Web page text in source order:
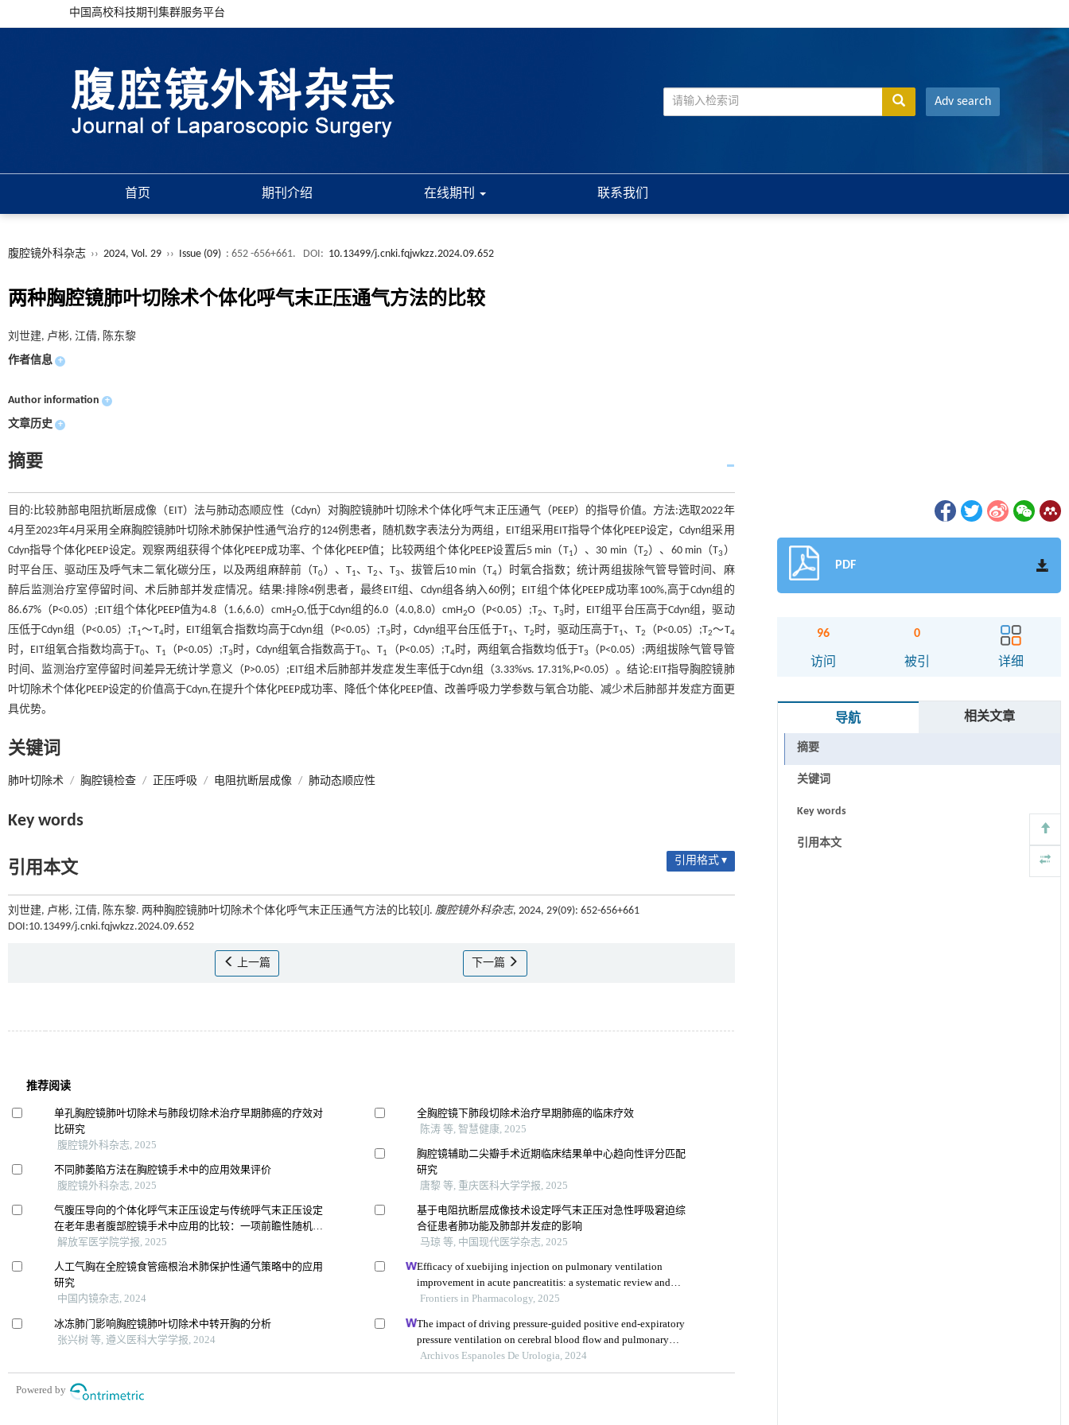
中国高校科技期刊集群服务平台
Adv search
首页 期刊介绍 在线期刊 联系我们
腹腔镜外科杂志 ›› 2024, Vol. 29 ›› Issue (09) : 652 -656+661. DOI: 10.13499/j.cnki.fqjwkzz.2024.09.652
两种胸腔镜肺叶切除术个体化呼气末正压通气方法的比较
刘世建, 卢彬, 江倩, 陈东黎
作者信息 +
Author information +
文章历史 +
摘要
目的:比较肺部电阻抗断层成像（EIT）法与肺动态顺应性（Cdyn）对胸腔镜肺叶切除术个体化呼气末正压通气（PEEP）的指导价值。方法:选取2022年
4月至2023年4月采用全麻胸腔镜肺叶切除术肺保护性通气治疗的124例患者，随机数字表法分为两组，EIT组采用EIT指导个体化PEEP设定，Cdyn组采用
Cdyn指导个体化PEEP设定。观察两组获得个体化PEEP成功率、个体化PEEP值；比较两组个体化PEEP设置后5 min（T1）、30 min（T2）、60 min（T3 ）
时平台压、驱动压及呼气末二氧化碳分压，以及两组麻醉前（T0）、T1、T2 、T3、拔管后10 min（T4）时氧合指数；统计两组拔除气管导管时间、麻
醉后监测治疗室停留时间、术后肺部并发症情况。结果:排除4例患者，最终EIT组、Cdyn组各纳入60例；EIT组个体化PEEP成功率100%,高于Cdyn组的
86.67%（P<0.05）;EIT组个体化PEEP值为4.8（1.6,6.0）cmH2O,低于Cdyn组的6.0（4.0,8.0）cmH2O（P<0.05）;T2、T3时，EIT组平台压高于Cdyn组，驱动
压低于Cdyn组（P<0.05）;T1～T4时，EIT组氧合指数均高于Cdyn组（P<0.05）;T3时，Cdyn组平台压低于T1、T2时，驱动压高于T1、T2 （P<0.05）;T2～T4
时，EIT组氧合指数均高于T0、T1 （P<0.05）;T3时，Cdyn组氧合指数高于T0、T1 （P<0.05）;T4时，两组氧合指数均低于T3
（P<0.05）;两组拔除气管导管
时间、监测治疗室停留时间差异无统计学意义（P>0.05）;EIT组术后肺部并发症发生率低于Cdyn组（3.33%vs. 17.31%,P<0.05）。结论:EIT指导胸腔镜肺
叶切除术个体化PEEP设定的价值高于Cdyn,在提升个体化PEEP成功率、降低个体化PEEP值、改善呼吸力学参数与氧合功能、减少术后肺部并发症方面更
具优势。
关键词
肺叶切除术 / 胸腔镜检查 / 正压呼吸 / 电阻抗断层成像 / 肺动态顺应性
Key words
引用本文 引用格式 ▾
刘世建, 卢彬, 江倩, 陈东黎. 两种胸腔镜肺叶切除术个体化呼气末正压通气方法的比较[J]. 腹腔镜外科杂志, 2024, 29(09): 652-656+661
DOI:10.13499/j.cnki.fqjwkzz.2024.09.652
上一篇 下一篇
PDF
96
访问
0
被引 详细
导航 相关文章
摘要
关键词
Key words
引用本文